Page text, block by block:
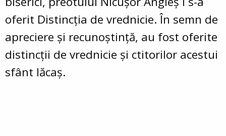
oferit Distincția de vrednicie. În semn de
apreciere și recunoștință, au fost oferite
distincții de vrednicie și ctitorilor acestui
sfânt lăcaș.